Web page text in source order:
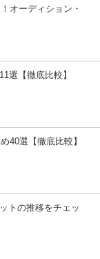
オーディション・
選【徹底比較】
40選【徹底比較】
トの推移をチェッ